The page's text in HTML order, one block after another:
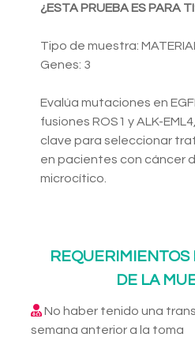
¿ESTA PRUEBA ES PARA
Tipo de muestra:
Genes: 3
Evalúa mutaciones en
fusiones ROS1 y ALK-
clave para seleccionar
en pacientes con cáncer
microcítico.
REQUERIMIENTOS
DE LA
No haber tenido una
semana anterior a la toma